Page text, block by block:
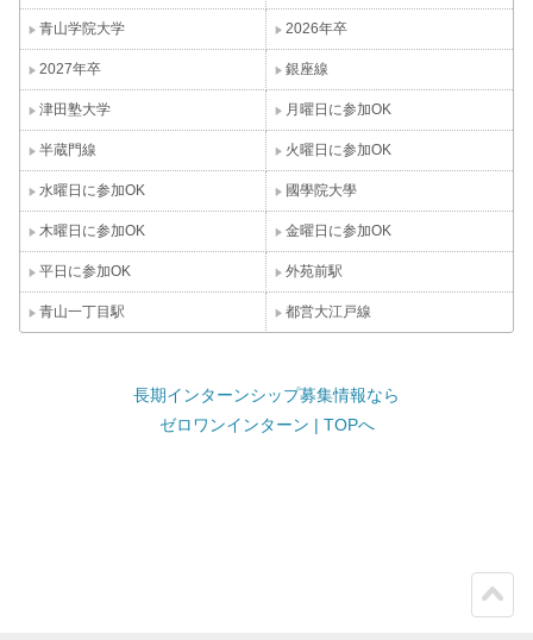
青山学院大学 2026年卒
2027年卒 銀座線
津田塾大学 月曜日に参加OK
半蔵門線 火曜日に参加OK
水曜日に参加OK 國學院大學
木曜日に参加OK 金曜日に参加OK
平日に参加OK 外苑前駅
青山一丁目駅 都営大江戸線
長期インターンシップ募集情報なら
ゼロワンインターン | TOPへ